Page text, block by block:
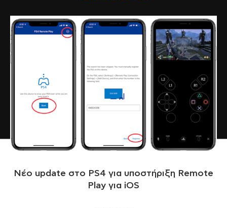
Νέο update στο PS4 για υποστήριξη Remote
Play για iOS